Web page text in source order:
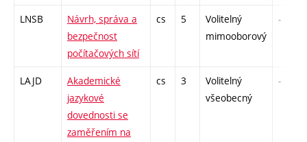
LNSB
Návrh, správa a
bezpečnost
počítačových sítí
cs 5
Volitelný
mimooborový
-
LAJD
Akademické
jazykové
dovednosti se
zaměřením na
cs 3
Volitelný
všeobecný
-